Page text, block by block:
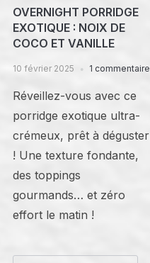
OVERNIGHT PORRIDGE
EXOTIQUE : NOIX DE
COCO ET VANILLE
10 février 2025 1 commentaire
Réveillez-vous avec ce
porridge exotique ultra-
crémeux, prêt à déguster
! Une texture fondante,
des toppings
gourmands… et zéro
effort le matin !